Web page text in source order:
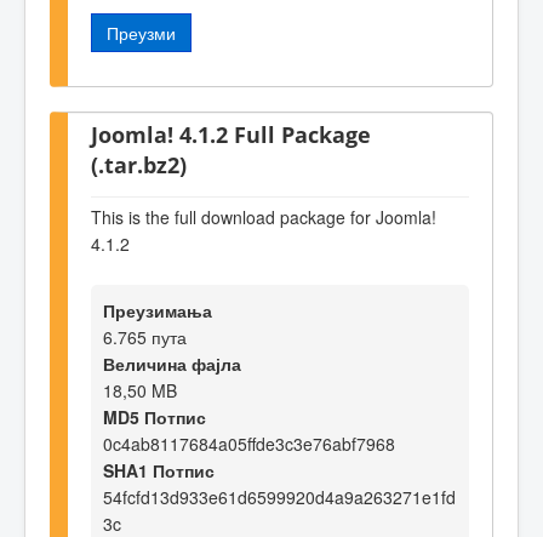
Преузми
Joomla! 4.1.2 Full Package
(.tar.bz2)
This is the full download package for Joomla!
4.1.2
Преузимања
6.765 пута
Величина фајла
18,50 MB
MD5 Потпис
0c4ab8117684a05ffde3c3e76abf7968
SHA1 Потпис
54fcfd13d933e61d6599920d4a9a263271e1fd
3c